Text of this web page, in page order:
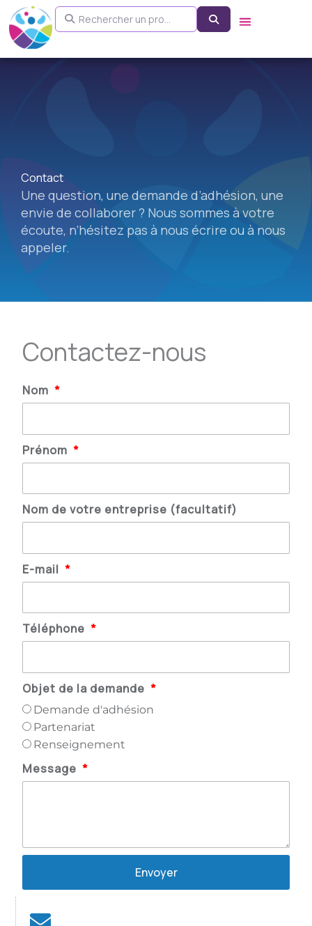
Aller
au
contenu
Rechercher un pro... Search
Contact
Une question, une demande d’adhésion, une
envie de collaborer ? Nous sommes à votre
écoute, n’hésitez pas à nous écrire ou à nous
appeler.
Contactez-nous
Nom
Prénom
Nom de votre entreprise (facultatif)
E-mail
Téléphone
Objet de la demande
Demande d'adhésion
Partenariat
Renseignement
Message
Envoyer